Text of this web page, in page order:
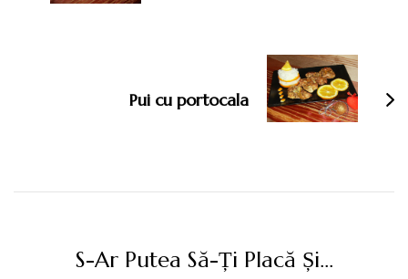
Pui cu portocala
S-Ar Putea Să-Ți Placă Și...